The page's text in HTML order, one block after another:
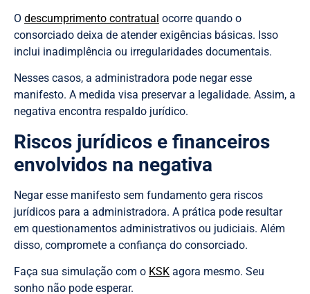
O descumprimento contratual ocorre quando o
consorciado deixa de atender exigências básicas. Isso
inclui inadimplência ou irregularidades documentais.
Nesses casos, a administradora pode negar esse
manifesto. A medida visa preservar a legalidade. Assim, a
negativa encontra respaldo jurídico.
Riscos jurídicos e financeiros
envolvidos na negativa
Negar esse manifesto sem fundamento gera riscos
jurídicos para a administradora. A prática pode resultar
em questionamentos administrativos ou judiciais. Além
disso, compromete a confiança do consorciado.
Faça sua simulação com o KSK agora mesmo. Seu
sonho não pode esperar.